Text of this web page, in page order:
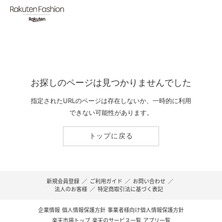
お探しのページは見つかりませんでした
指定されたURLのページは存在しないか、一時的に利用
できない可能性があります。
トップに戻る
新規会員登録 ／ ご利用ガイド ／ お問い合わせ ／
法人のお客様 ／ 特定商取引法に基づく表記
企業情報 個人情報保護方針 事業者様向け個人情報保護方針
楽天市場トップ 楽天のサービス一覧 アプリ一覧